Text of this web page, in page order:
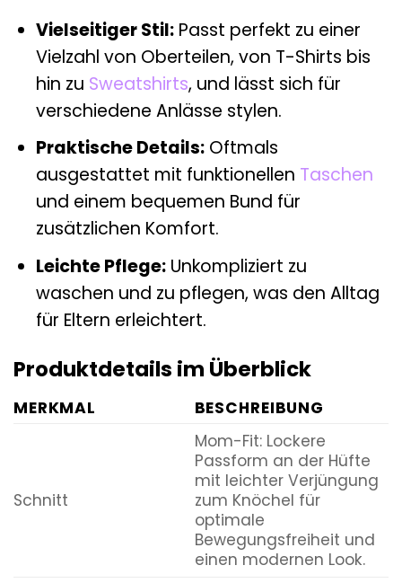
Vielseitiger Stil:Passt perfekt zu einer
Vielzahl von Oberteilen, von T-Shirts bis
hin zu Sweatshirts, und lässt sich für
verschiedene Anlässe stylen.
Praktische Details:Oftmals
ausgestattet mit funktionellen Taschen
und einem bequemen Bund für
zusätzlichen Komfort.
Leichte Pflege:Unkompliziert zu
waschen und zu pflegen, was den Alltag
für Eltern erleichtert.
Produktdetails im Überblick
MERKMAL BESCHREIBUNG
Schnitt
Mom-Fit: Lockere
Passform an der Hüfte
mit leichter Verjüngung
zum Knöchel für
optimale
Bewegungsfreiheit und
einen modernen Look.